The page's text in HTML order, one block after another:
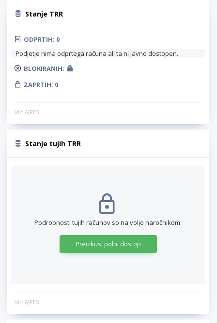
Stanje TRR
ODPRTIH: 0
Podjetje nima odprtega računa ali ta ni javno dostopen.
BLOKIRANIH:
ZAPRTIH: 0
Vir: AJPES
Stanje tujih TRR
Podrobnosti tujih računov so na voljo naročnikom.
Preizkusi polni dostop
Vir: AJPES